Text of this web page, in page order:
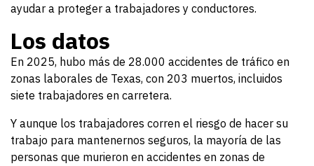
ayudar a proteger a trabajadores y conductores.
Los datos
En 2025, hubo más de 28.000 accidentes de tráfico en
zonas laborales de Texas, con 203 muertos, incluidos
siete trabajadores en carretera.
Y aunque los trabajadores corren el riesgo de hacer su
trabajo para mantenernos seguros, la mayoría de las
personas que murieron en accidentes en zonas de